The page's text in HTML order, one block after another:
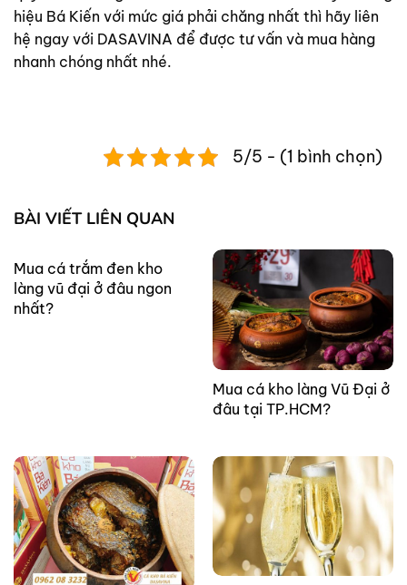
hiệu Bá Kiến với mức giá phải chăng nhất thì hãy liên
hệ ngay với DASAVINA để được tư vấn và mua hàng
nhanh chóng nhất nhé.
5/5 - (1 bình chọn)
BÀI VIẾT LIÊN QUAN
Mua cá trắm đen kho
làng vũ đại ở đâu ngon
nhất?
Mua cá kho làng Vũ Đại ở
đâu tại TP.HCM?